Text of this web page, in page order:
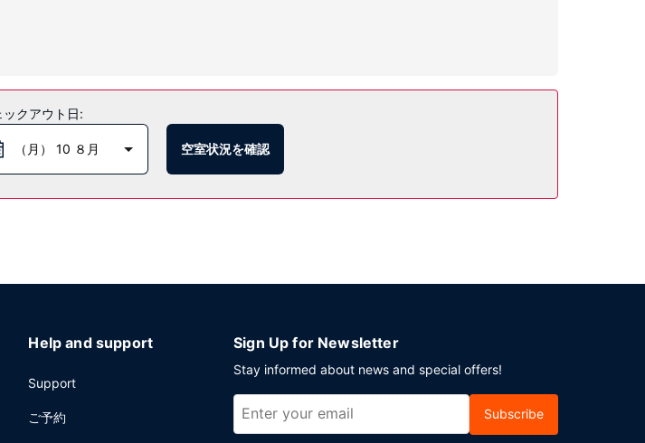
メニティ (無料)が備わっています。セーフティボックス、デスクの他に、市内通話 (無
めます。客室でルームサービス (営業時間限定)も利用できます。少し疲れたなと思ったと
タル ブレックファストを毎日、お召し上がりいただけます (有料)。
ックアウト日:
（月） 10 ８月 空室状況を確認
Help and support
Support
ご予約
Sign Up for Newsletter
Stay informed about news and special offers!
Subscribe